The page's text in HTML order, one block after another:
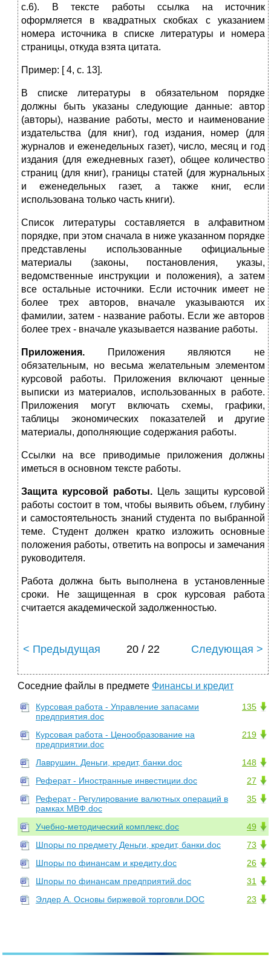
с.6). В тексте работы ссылка на источник
оформляется в квадратных скобках с указанием
номера источника в списке литературы и номера
страницы, откуда взята цитата.
Пример: [ 4, с. 13].
В списке литературы в обязательном порядке
должны быть указаны следующие данные: автор
(авторы), название работы, место и наименование
издательства (для книг), год издания, номер (для
журналов и еженедельных газет), число, месяц и год
издания (для ежедневных газет), общее количество
страниц (для книг), границы статей (для журнальных
и еженедельных газет, а также книг, если
использована только часть книги).
Список литературы составляется в алфавитном
порядке, при этом сначала в ниже указанном порядке
представлены использованные официальные
материалы (законы, постановления, указы,
ведомственные инструкции и положения), а затем
все остальные источники. Если источник имеет не
более трех авторов, вначале указываются их
фамилии, затем - название работы. Если же авторов
более трех - вначале указывается название работы.
Приложения.
Приложения являются не
обязательным, но весьма желательным элементом
курсовой работы. Приложения включают ценные
выписки из материалов, использованных в работе.
Приложения могут включать схемы, графики,
таблицы экономических показателей и другие
материалы, дополняющие содержания работы.
Ссылки на все приводимые приложения должны
иметься в основном тексте работы.
Защита курсовой работы. Цель защиты курсовой
работы состоит в том, чтобы выявить объем, глубину
и самостоятельность знаний студента по выбранной
теме. Студент должен кратко изложить основные
положения работы, ответить на вопросы и замечания
руководителя.
Работа должна быть выполнена в установленные
сроки. Не защищенная в срок курсовая работа
считается академической задолженностью.
< Предыдущая 20 / 22 Следующая >
Соседние файлы в предмете Финансы и кредит
135
Курсовая работа - Управление запасами
предприятия.doc
219
Курсовая работа - Ценообразование на
предприятии.doc
148
Лаврушин. Деньги, кредит, банки.doc
27
Реферат - Иностранные инвестиции.doc
35
Реферат - Регулирование валютных операций в
рамках МВФ.doc
49
Учебно-методический комплекс.doc
73
Шпоры по предмету Деньги, кредит, банки.doc
26
Шпоры по финансам и кредиту.doc
31
Шпоры по финансам предприятий.doc
23
Элдер А. Основы биржевой торговли.DOC